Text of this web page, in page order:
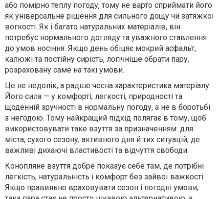
або помірно теплу погоду, тому не варто сприймати його
як універсальне рішення для сильного дощу чи затяжкої
вогкості. Як і багато натуральних матеріалів, він
потребує нормального догляду та уважного ставлення
до умов носіння. Якщо день обіцяє мокрий асфальт,
калюжі та постійну сирість, логічніше обрати пару,
розраховану саме на такі умови.
Це не недолік, а радше чесна характеристика матеріалу.
Його сила — у комфорті, легкості, природності та
щоденній зручності в нормальну погоду, а не в боротьбі
з негодою. Тому найкращий підхід полягає в тому, щоб
використовувати таке взуття за призначенням: для
міста, сухого сезону, активного дня й тих ситуацій, де
важливі дихаючі властивості та відчуття свободи.
Конопляне взуття добре показує себе там, де потрібні
легкість, натуральність і комфорт без зайвої важкості.
Якщо правильно враховувати сезон і погодні умови,